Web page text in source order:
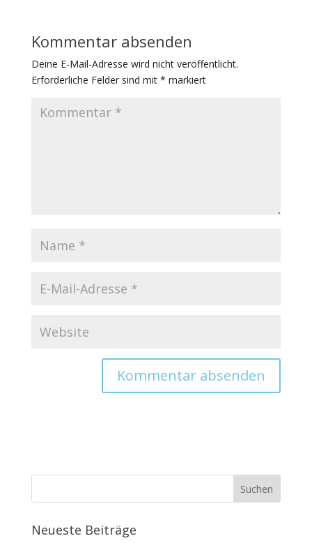
Kommentar absenden
Deine E-Mail-Adresse wird nicht veröffentlicht.
Erforderliche Felder sind mit * markiert
Neueste Beiträge